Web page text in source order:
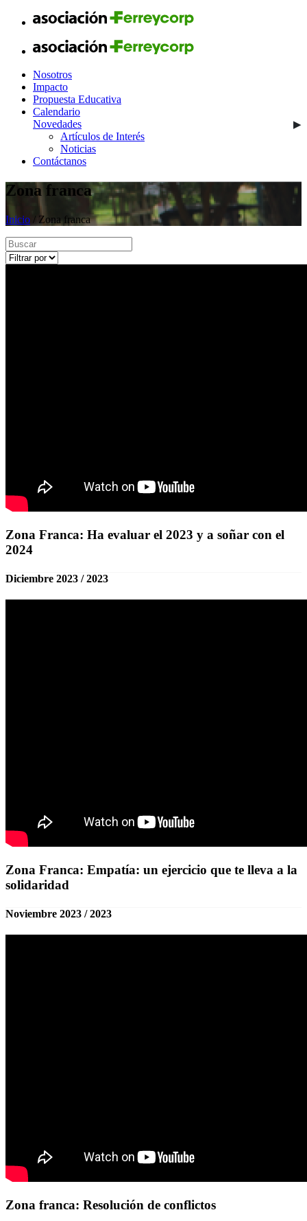
Nosotros
Impacto
Propuesta Educativa
Calendario
Novedades
Artículos de Interés
Noticias
Contáctanos
Zona franca
Inicio / Zona franca
Zona Franca: Ha evaluar el 2023 y a soñar con el
2024
Diciembre 2023 / 2023
Zona Franca: Empatía: un ejercicio que te lleva a la
solidaridad
Noviembre 2023 / 2023
Zona franca: Resolución de conflictos